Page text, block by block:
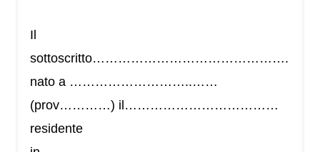
Il
sottoscritto……………………………………….
nato a ………………………..……
(prov…………) il………………………………
residente